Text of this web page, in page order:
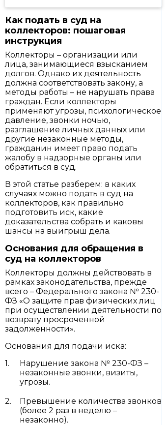
Как подать в суд на
коллекторов: пошаговая
инструкция
Коллекторы – организации или
лица, занимающиеся взысканием
долгов. Однако их деятельность
должна соответствовать закону, а
методы работы – не нарушать права
граждан. Если коллекторы
применяют угрозы, психологическое
давление, звонки ночью,
разглашение личных данных или
другие незаконные методы,
гражданин имеет право подать
жалобу в надзорные органы или
обратиться в суд.
В этой статье разберем: в каких
случаях можно подать в суд на
коллекторов, как правильно
подготовить иск, какие
доказательства собрать и каковы
шансы на выигрыш дела.
Основания для обращения в
суд на коллекторов
Коллекторы должны действовать в
рамках законодательства, прежде
всего – Федерального закона № 230-
ФЗ «О защите прав физических лиц
при осуществлении деятельности по
возврату просроченной
задолженности».
Основания для подачи иска:
Нарушение закона № 230-ФЗ –
незаконные звонки, визиты,
угрозы.
Превышение количества звонков
(более 2 раз в неделю –
незаконно).